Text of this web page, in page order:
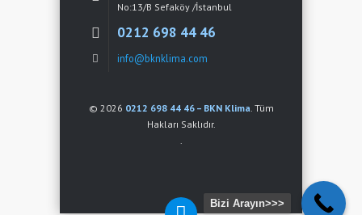
No:13/B Sefaköy /İstanbul
0212 698 44 46
info@bknklima.com
© 2026 0212 698 44 46 – BKN Klima. Tüm
Hakları Saklıdır.
.
Bizi Arayın>>>